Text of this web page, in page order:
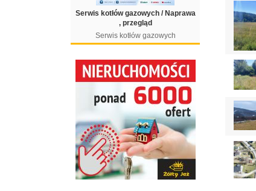
Serwis kotłów gazowych / Naprawa
, przegląd
Serwis kotłów gazowych